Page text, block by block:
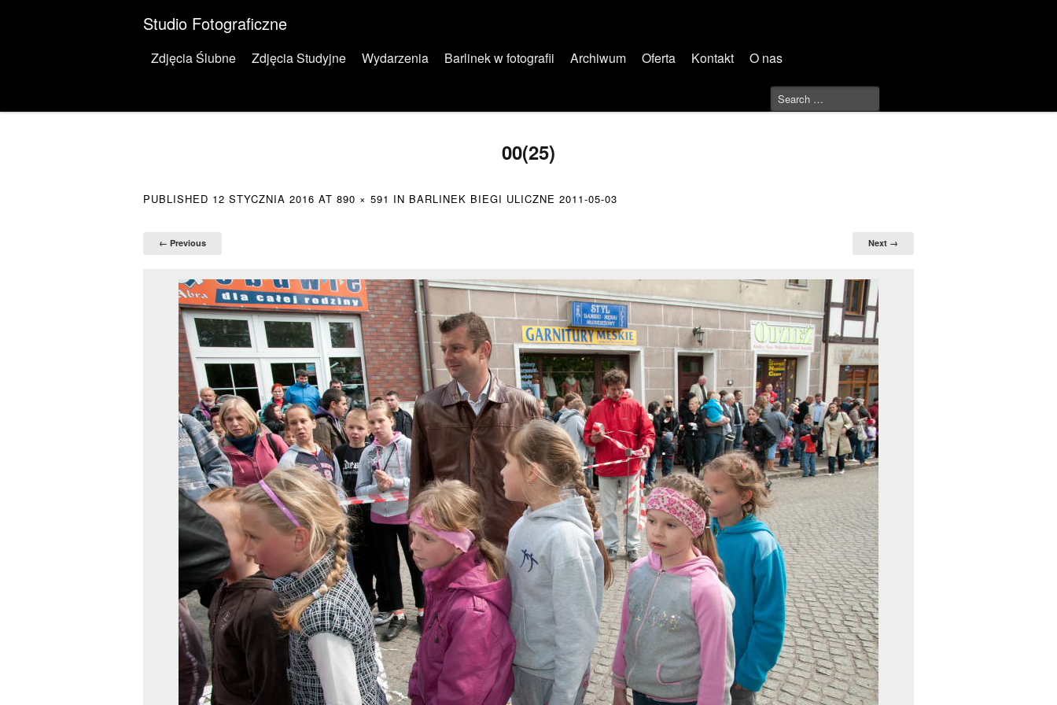
Studio Fotograficzne
Menu
Skip to content
Zdjęcia Ślubne Zdjęcia Studyjne Wydarzenia Barlinek w fotografii Archiwum Oferta Kontakt O nas
00(25)
PUBLISHED 12 STYCZNIA 2016 AT 890 × 591 IN BARLINEK BIEGI ULICZNE 2011-05-03
← Previous Next →